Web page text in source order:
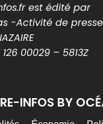
est édité par
-Activité de presse
126 00029 – 5813Z
INFOS BY